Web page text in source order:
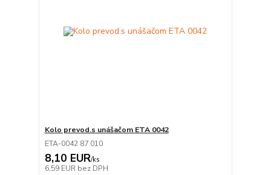
Kolo prevod.s unášačom ETA 0042
ETA-0042 87 010
8,10 EUR/ks
6,59 EUR bez DPH